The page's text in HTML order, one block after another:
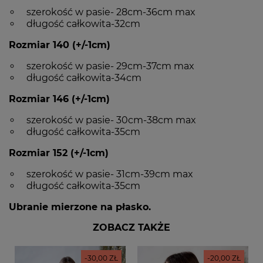
ZOBACZ TAKŻE
-30,00 ZŁ -20,00 ZŁ
szerokość w pasie- 28cm-36cm max
długość całkowita-32cm
Rozmiar 140 (+/-1cm)
szerokość w pasie- 29cm-37cm max
długość całkowita-34cm
Rozmiar 146 (+/-1cm)
szerokość w pasie- 30cm-38cm max
długość całkowita-35cm
Rozmiar 152 (+/-1cm)
szerokość w pasie- 31cm-39cm max
długość całkowita-35cm
Ubranie mierzone na płasko.